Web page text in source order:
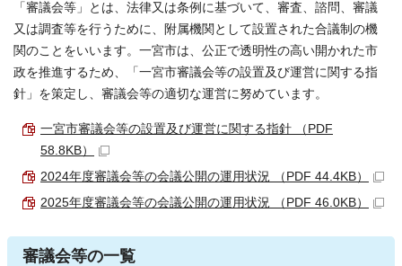
「審議会等」とは、法律又は条例に基づいて、審査、諮問、審議
又は調査等を行うために、附属機関として設置された合議制の機
関のことをいいます。一宮市は、公正で透明性の高い開かれた市
政を推進するため、「一宮市審議会等の設置及び運営に関する指
針」を策定し、審議会等の適切な運営に努めています。
一宮市審議会等の設置及び運営に関する指針 （PDF
58.8KB）
2024年度審議会等の会議公開の運用状況 （PDF 44.4KB）
2025年度審議会等の会議公開の運用状況 （PDF 46.0KB）
審議会等の一覧